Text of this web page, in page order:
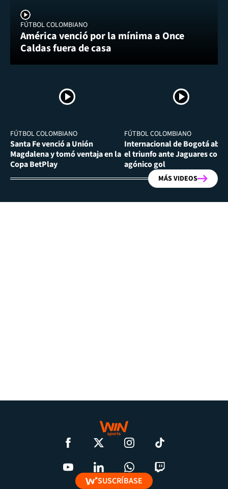
FÚTBOL COLOMBIANO
América venció por la mínima a Once
Caldas fuera de casa
FÚTBOL COLOMBIANO
Santa Fe venció a Unión
Magdalena y tomó ventaja en la
Copa BetPlay
FÚTBOL COLOMBIANO
Internacional de Bogotá
el triunfo ante Jaguares con
agónico gol
MÁS VIDEOS
SUSCRÍBASE